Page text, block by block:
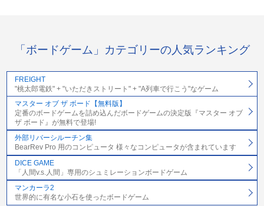
「ボードゲーム」カテゴリーの人気ランキング
FREIGHT
"桃太郎電鉄" + "いただきストリート" + "A列車で行こう"なゲーム
マスター オブ ザ ボード【無料版】
定番のボードゲームを詰め込んだボードゲームの決定版『マスター オブ
ザ ボード』が無料で登場!
外部リバーシルーチン集
BearRev Pro 用のコンピュータ 様々なコンピュータが含まれています
DICE GAME
「人間v.s.人間」専用のシュミレーションボードゲーム
マンカーラ2
世界的に有名な小石を使ったボードゲーム